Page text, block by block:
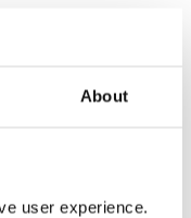
About
user experience.